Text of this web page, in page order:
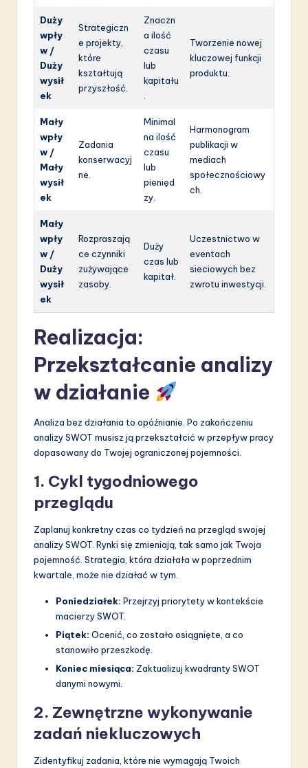
Duży
wpły
w /
Duży
wysił
ek
Strategiczn
e projekty,
które
kształtują
przyszłość.
Znaczn
a ilość
czasu
lub
kapitału
Tworzenie nowej
kluczowej funkcji
produktu.
Mały
wpły
w /
Mały
wysił
ek
Zadania
konserwacyj
ne.
Minimal
na ilość
czasu
lub
pienięd
zy.
Harmonogram
publikacji w
mediach
społecznościowy
ch.
Mały
wpły
w /
Duży
wysił
ek
Rozpraszają
ce czynniki
zużywające
zasoby.
Duży
czas lub
kapitał.
Uczestnictwo w
eventach
sieciowych bez
zwrotu inwestycji.
Realizacja:
Przekształcanie analizy
w działanie
Analiza bez działania to opóźnianie. Po zakończeniu
analizy SWOT musisz ją przekształcić w przepływ pracy
dopasowany do Twojej ograniczonej pojemności.
1. Cykl tygodniowego
przeglądu
Zaplanuj konkretny czas co tydzień na przegląd swojej
analizy SWOT. Rynki się zmieniają, tak samo jak Twoja
pojemność. Strategia, która działała w poprzednim
kwartale, może nie działać w tym.
Poniedziałek: Przejrzyj priorytety w kontekście
macierzy SWOT.
Piątek: Ocenić, co zostało osiągnięte, a co
stanowiło przeszkodę.
Koniec miesiąca: Zaktualizuj kwadranty SWOT
danymi nowymi.
2. Zewnętrzne wykonywanie
zadań niekluczowych
Zidentyfikuj zadania, które nie wymagają Twoich